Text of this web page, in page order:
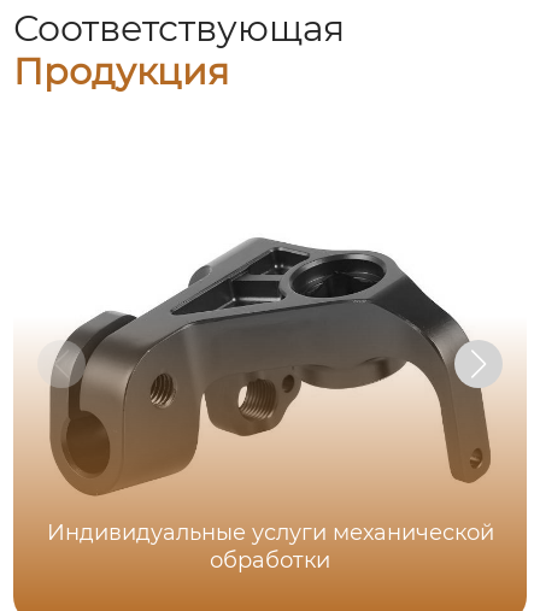
Соответствующая
Продукция
Индивидуальные услуги механической
обработки